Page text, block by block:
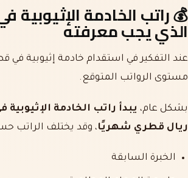
💰راتب الخادمة الإثيوبية
الذي يجب معرفته
عند التفكير في استقدام خادمة إثيوبية
مستوى الرواتب المتوقع.
بشكل عام،
ريال قطري شهريًا، وقد يختلف الراتب
الخبرة السابقة